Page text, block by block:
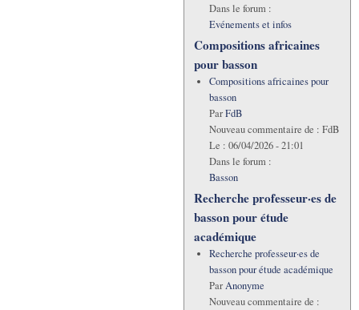
Dans le forum :
Evénements et infos
Compositions africaines
pour basson
Compositions africaines pour
basson
ParFdB
Nouveau commentaire de : FdB
Le : 06/04/2026 - 21:01
Dans le forum :
Basson
Recherche professeur·es de
basson pour étude
académique
Recherche professeur·es de
basson pour étude académique
ParAnonyme
Nouveau commentaire de :